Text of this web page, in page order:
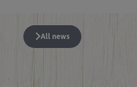
All news